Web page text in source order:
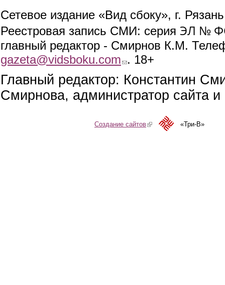
Сетевое издание «Вид сбоку», г.
Реестровая запись СМИ: серия ЭЛ №
главный редактор - Смирнов К.М.
gazeta@vidsboku.com (link sends e-mail)
. 18+
Главный редактор: Константин
Смирнова, администратор сайта
Создание сайтов(link is external)«Три-В»